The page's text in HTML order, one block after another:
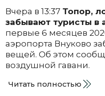
Вчера в 13:37 Топор,
забывают туристы в
первые 6 месяцев
аэропорта Внуково
вещей. Об этом
воздушной гавани.
Читать полностью